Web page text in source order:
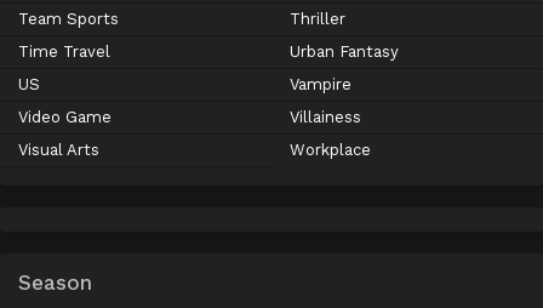
Team Sports
Thriller
Time Travel
Urban Fantasy
US
Vampire
Video Game
Villainess
Visual Arts
Workplace
Season